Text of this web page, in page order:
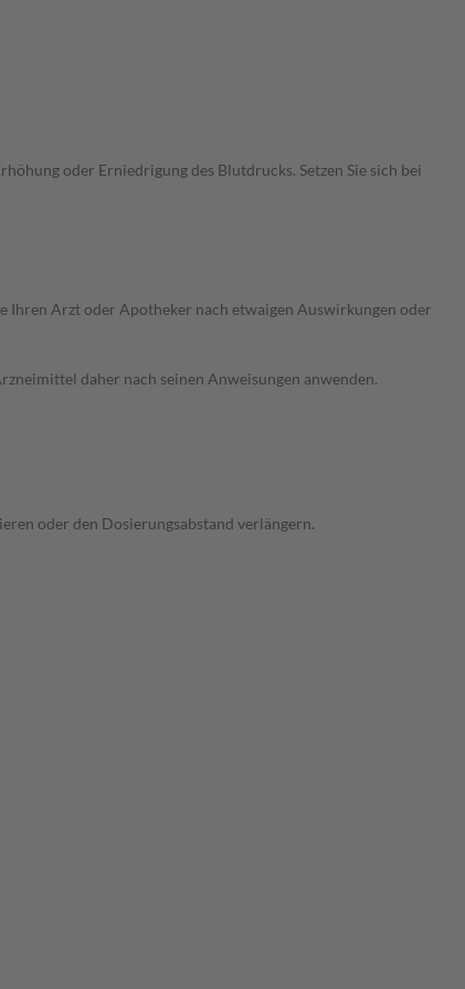
oder Erniedrigung des Blutdrucks. Setzen Sie sich bei
Ihren Arzt oder Apotheker nach etwaigen Auswirkungen oder
daher nach seinen Anweisungen anwenden.
oder den Dosierungsabstand verlängern.